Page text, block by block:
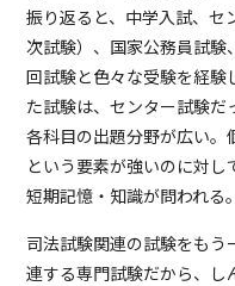
振り返ると、中学入試、セ
次試験）、国家公務員試験
回試験と色々な受験を経験
た試験は、センター試験だ
各科目の出題分野が広い
という要素が強いのに対
短期記憶・知識が問われる。
司法試験関連の試験をもう
連する専門試験だから、し